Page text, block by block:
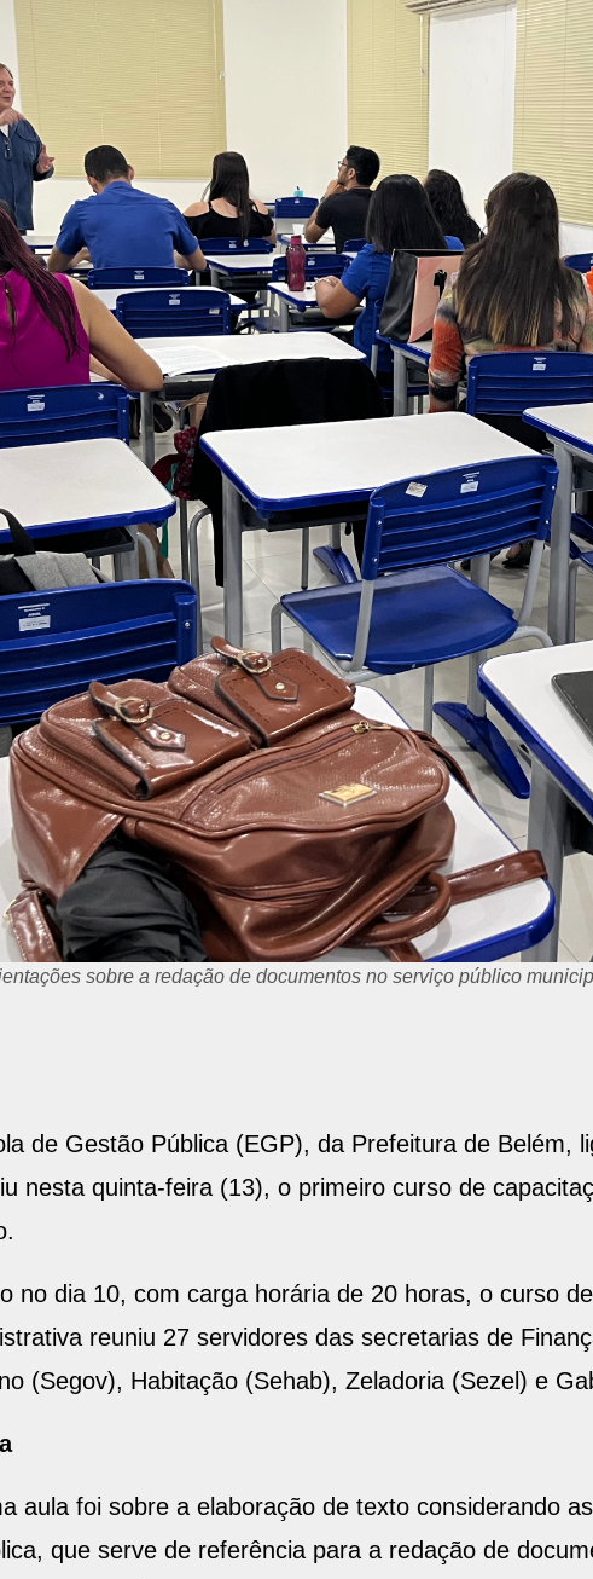
sobre a redação de documentos no serviço público
de Gestão Pública (EGP), da Prefeitura de Belém,
nesta quinta-feira (13), o primeiro curso de
no dia 10, com carga horária de 20 horas, o curso
reuniu 27 servidores das secretarias de
(Segov), Habitação (Sehab), Zeladoria (Sezel) e
aula foi sobre a elaboração de texto considerando
que serve de referência para a redação de